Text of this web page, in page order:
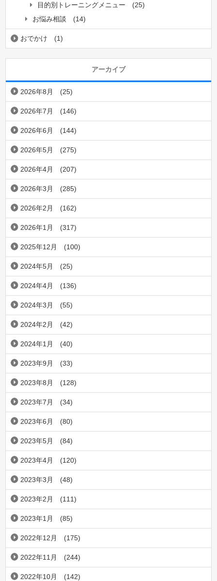
目的別トレーニングメニュー
(25)
お悩み相談
(14)
おでかけ (1)
アーカイブ
2026年8月 (25)
2026年7月 (146)
2026年6月 (144)
2026年5月 (275)
2026年4月 (207)
2026年3月 (285)
2026年2月 (162)
2026年1月 (317)
2025年12月 (100)
2024年5月 (25)
2024年4月 (136)
2024年3月 (55)
2024年2月 (42)
2024年1月 (40)
2023年9月 (33)
2023年8月 (128)
2023年7月 (34)
2023年6月 (80)
2023年5月 (84)
2023年4月 (120)
2023年3月 (48)
2023年2月 (111)
2023年1月 (85)
2022年12月 (175)
2022年11月 (244)
2022年10月 (142)